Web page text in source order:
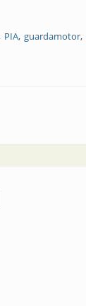
PIA guardamotor